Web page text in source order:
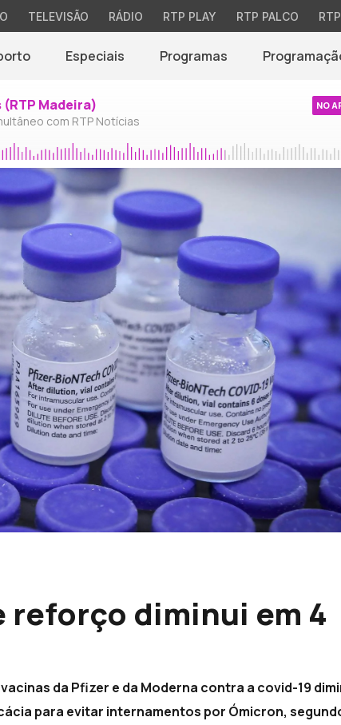
TELEVISÃO RÁDIO RTP PLAY RTP PALCO
Especiais Programas
Madeira)
com RTP Notícias
NO
reforço diminui em 4
da Pfizer e da Moderna contra a covid-19
para evitar internamentos por Ómicron,